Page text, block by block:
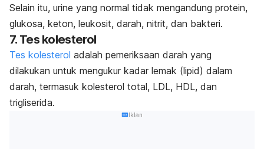
Selain itu, urine yang normal tidak mengandung protein,
glukosa, keton, leukosit, darah, nitrit, dan bakteri.
7. Tes kolesterol
Tes kolesterol adalah pemeriksaan darah yang
dilakukan untuk mengukur kadar lemak (lipid) dalam
darah, termasuk kolesterol total, LDL, HDL, dan
trigliserida.
Iklan